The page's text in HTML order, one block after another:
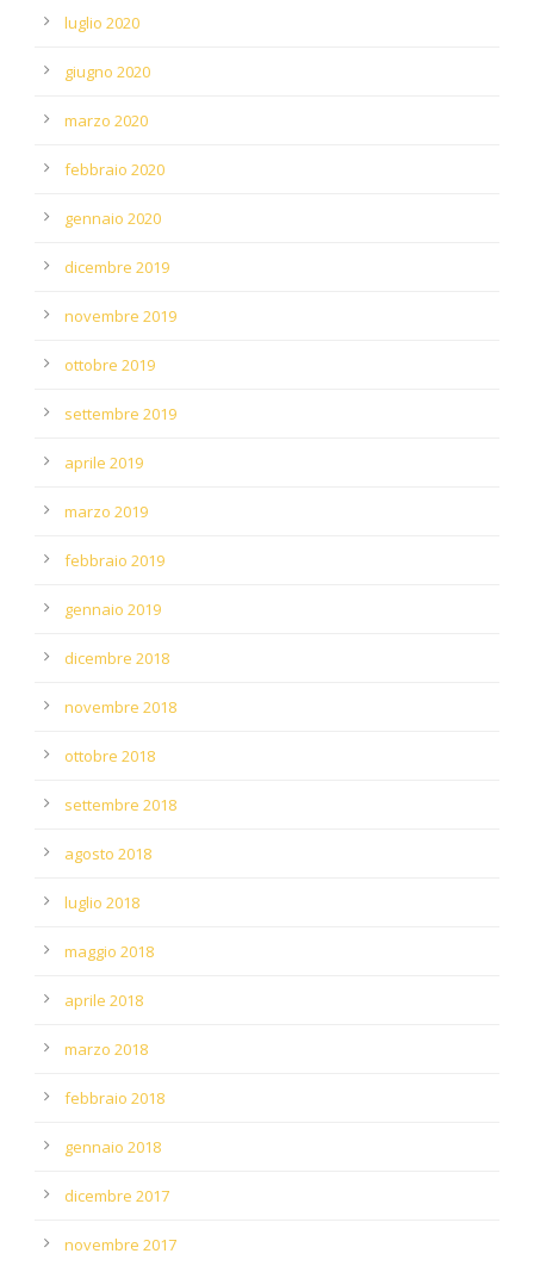
luglio 2020
giugno 2020
marzo 2020
febbraio 2020
gennaio 2020
dicembre 2019
novembre 2019
ottobre 2019
settembre 2019
aprile 2019
marzo 2019
febbraio 2019
gennaio 2019
dicembre 2018
novembre 2018
ottobre 2018
settembre 2018
agosto 2018
luglio 2018
maggio 2018
aprile 2018
marzo 2018
febbraio 2018
gennaio 2018
dicembre 2017
novembre 2017